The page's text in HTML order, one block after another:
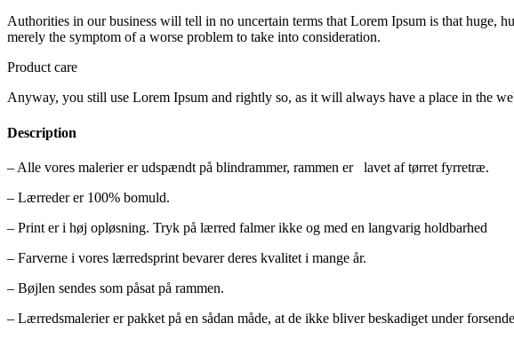
Authorities in our business will tell in no uncertain terms that Lorem Ipsum is that huge,
merely the symptom of a worse problem to take into consideration.
Product care
Anyway, you still use Lorem Ipsum and rightly so, as it will always have a place in the
Description
– Alle vores malerier er udspændt på blindrammer, rammen er lavet af tørret fyrretræ.
– Lærreder er 100% bomuld.
– Print er i høj opløsning. Tryk på lærred falmer ikke og med en langvarig holdbarhed
– Farverne i vores lærredsprint bevarer deres kvalitet i mange år.
– Bøjlen sendes som påsat på rammen.
– Lærredsmalerier er pakket på en sådan måde, at de ikke bliver beskadiget under